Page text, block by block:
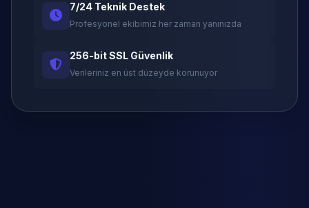
7/24 Teknik Destek
Profesyonel ekibimiz her zaman yanınızda
256-bit SSL Güvenlik
Verileriniz en üst düzeyde korunuyor